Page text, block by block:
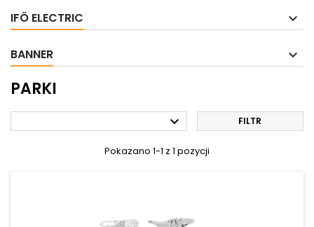
IFÖ ELECTRIC
BANNER
PARKI
 FILTR
Pokazano 1-1 z 1 pozycji